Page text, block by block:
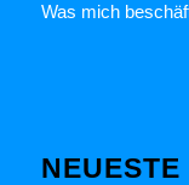
Was mich